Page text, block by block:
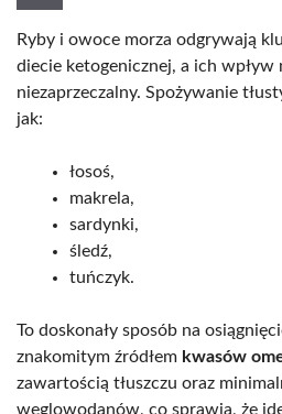
Ryby i owoce morza odgrywają
diecie ketogenicznej, a ich wpływ
niezaprzeczalny. Spożywanie
jak:
łosoś,
makrela,
sardynki,
śledź,
tuńczyk.
To doskonały sposób na
znakomitym źródłem kwasów
zawartością tłuszczu oraz
węglowodanów, co sprawia, że